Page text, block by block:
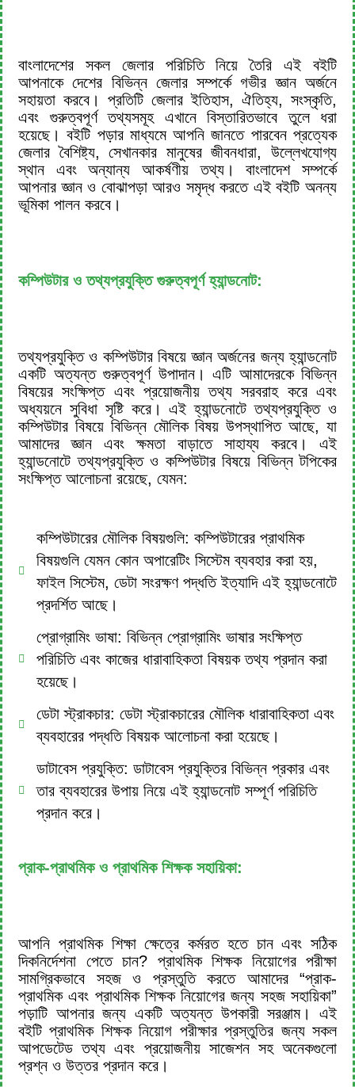
বাংলাদেশের সকল জেলার পরিচিতি নিয়ে তৈরি এই বইটি
আপনাকে দেশের বিভিন্ন জেলার সম্পর্কে গভীর জ্ঞান অর্জনে
সহায়তা করবে। প্রতিটি জেলার ইতিহাস, ঐতিহ্য, সংস্কৃতি,
এবং গুরুত্বপূর্ণ তথ্যসমূহ এখানে বিস্তারিতভাবে তুলে ধরা
হয়েছে। বইটি পড়ার মাধ্যমে আপনি জানতে পারবেন প্রত্যেক
জেলার বৈশিষ্ট্য, সেখানকার মানুষের জীবনধারা, উল্লেখযোগ্য
স্থান এবং অন্যান্য আকর্ষণীয় তথ্য। বাংলাদেশ সম্পর্কে
আপনার জ্ঞান ও বোঝাপড়া আরও সমৃদ্ধ করতে এই বইটি অনন্য
ভূমিকা পালন করবে।
কম্পিউটার ও তথ্যপ্রযুক্তি গুরুত্বপূর্ণ হ্যান্ডনোট:
তথ্যপ্রযুক্তি ও কম্পিউটার বিষয়ে জ্ঞান অর্জনের জন্য হ্যান্ডনোট
একটি অত্যন্ত গুরুত্বপূর্ণ উপাদান। এটি আমাদেরকে বিভিন্ন
বিষয়ের সংক্ষিপ্ত এবং প্রয়োজনীয় তথ্য সরবরাহ করে এবং
অধ্যয়নে সুবিধা সৃষ্টি করে। এই হ্যান্ডনোটে তথ্যপ্রযুক্তি ও
কম্পিউটার বিষয়ে বিভিন্ন মৌলিক বিষয় উপস্থাপিত আছে, যা
আমাদের জ্ঞান এবং ক্ষমতা বাড়াতে সাহায্য করবে। এই
হ্যান্ডনোটে তথ্যপ্রযুক্তি ও কম্পিউটার বিষয়ে বিভিন্ন টপিকের
সংক্ষিপ্ত আলোচনা রয়েছে, যেমন:
কম্পিউটারের মৌলিক বিষয়গুলি: কম্পিউটারের প্রাথমিক
বিষয়গুলি যেমন কোন অপারেটিং সিস্টেম ব্যবহার করা হয়,
ফাইল সিস্টেম, ডেটা সংরক্ষণ পদ্ধতি ইত্যাদি এই হ্যান্ডনোটে
প্রদর্শিত আছে।
প্রোগ্রামিং ভাষা: বিভিন্ন প্রোগ্রামিং ভাষার সংক্ষিপ্ত
পরিচিতি এবং কাজের ধারাবাহিকতা বিষয়ক তথ্য প্রদান করা
হয়েছে।
ডেটা স্ট্রাকচার: ডেটা স্ট্রাকচারের মৌলিক ধারাবাহিকতা এবং
ব্যবহারের পদ্ধতি বিষয়ক আলোচনা করা হয়েছে।
ডাটাবেস প্রযুক্তি: ডাটাবেস প্রযুক্তির বিভিন্ন প্রকার এবং
তার ব্যবহারের উপায় নিয়ে এই হ্যান্ডনোট সম্পূর্ণ পরিচিতি
প্রদান করে।
প্রাক-প্রাথমিক ও প্রাথমিক শিক্ষক সহায়িকা:
আপনি প্রাথমিক শিক্ষা ক্ষেত্রে কর্মরত হতে চান এবং সঠিক
দিকনির্দেশনা পেতে চান? প্রাথমিক শিক্ষক নিয়োগের পরীক্ষা
সামগ্রিকভাবে সহজ ও প্রস্তুতি করতে আমাদের “প্রাক-
প্রাথমিক এবং প্রাথমিক শিক্ষক নিয়োগের জন্য সহজ সহায়িকা”
পড়াটি আপনার জন্য একটি অত্যন্ত উপকারী সরঞ্জাম। এই
বইটি প্রাথমিক শিক্ষক নিয়োগ পরীক্ষার প্রস্তুতির জন্য সকল
আপডেটেড তথ্য এবং প্রয়োজনীয় সাজেশন সহ অনেকগুলো
প্রশ্ন ও উত্তর প্রদান করে।